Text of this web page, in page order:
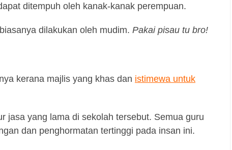
ditempuh oleh kanak-kanak perempuan.
dilakukan oleh mudim. Pakai pisau tu bro!
kerana majlis yang khas dan istimewa untuk
jasa yang lama di sekolah tersebut. Semua guru
dan penghormatan tertinggi pada insan ini.